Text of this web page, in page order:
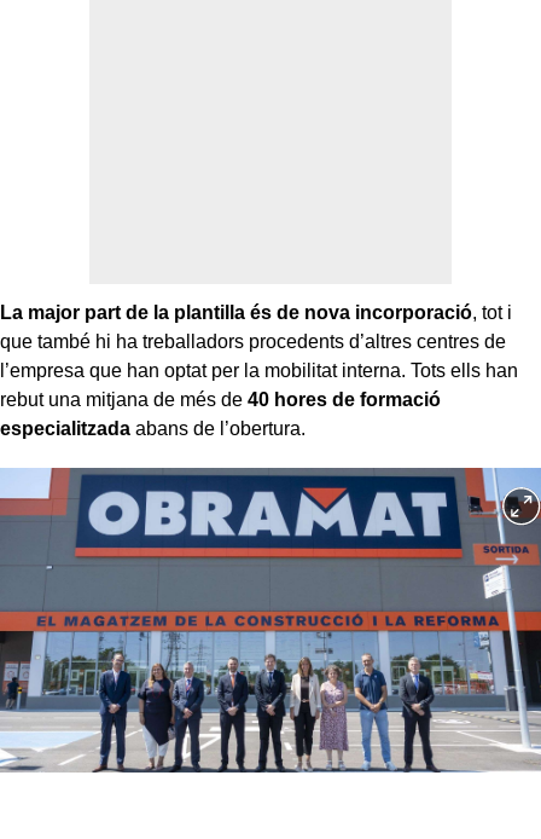
La major part de la plantilla és de nova incorporació, tot i
que també hi ha treballadors procedents d’altres centres de
l’empresa que han optat per la mobilitat interna. Tots ells han
rebut una mitjana de més de 40 hores de formació
especialitzada abans de l’obertura.